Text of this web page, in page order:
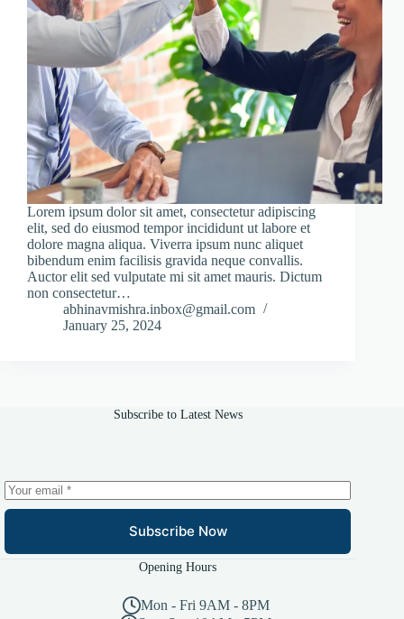
Lorem ipsum dolor sit amet, consectetur adipiscing
elit, sed do eiusmod tempor incididunt ut labore et
dolore magna aliqua. Viverra ipsum nunc aliquet
bibendum enim facilisis gravida neque convallis.
Auctor elit sed vulputate mi sit amet mauris. Dictum
non consectetur…
abhinavmishra.inbox@gmail.com
January 25, 2024
Subscribe to Latest News
Subscribe Now
Opening Hours
Mon - Fri 9AM - 8PM